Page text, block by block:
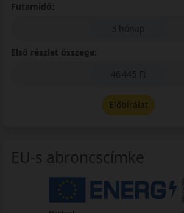
Futamidő:
3 hónap
Első részlet összege:
46 445 Ft
Előbírálat
EU-s abroncscímke